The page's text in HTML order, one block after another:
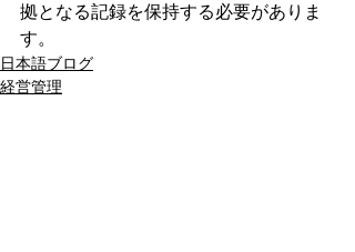
拠となる記録を保持する必要がありま
す。
日本語ブログ
経営管理